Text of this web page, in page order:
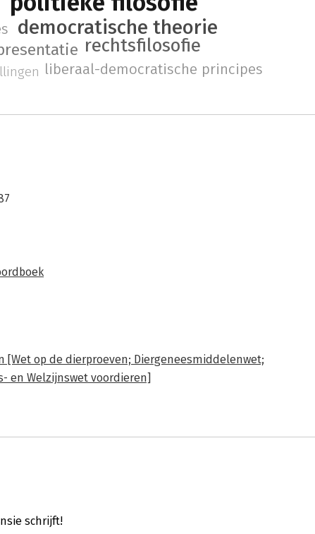
democratische theorie
rechtsfilosofie
liberaal-democratische principes
[Wet op de dierproeven; Diergeneesmiddelenwet;
en Welzijnswet voordieren]
schrijft!